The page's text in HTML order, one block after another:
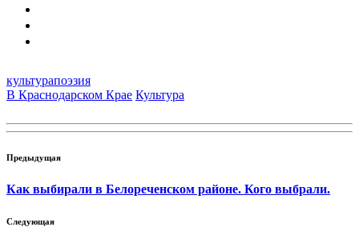
культурапоэзия
В Краснодарском Крае Культура
Предыдущая
Как выбирали в Белореченском районе. Кого выбрали.
Следующая